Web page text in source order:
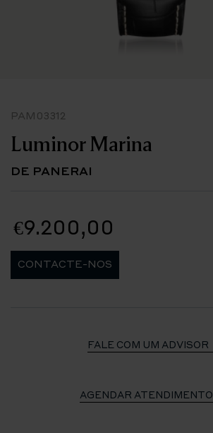
PAM03312
Luminor Marina
DE PANERAI
€9.200,00
CONTACTE-NOS
FALE COM UM ADVISOR
AGENDAR ATENDIMENTO